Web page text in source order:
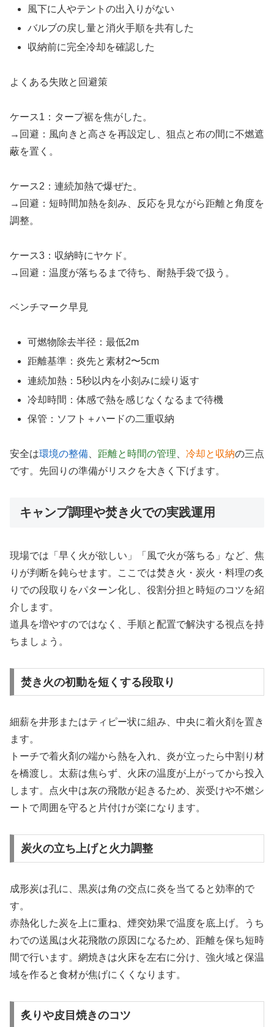
風下に人やテントの出入りがない
バルブの戻し量と消火手順を共有した
収納前に完全冷却を確認した
よくある失敗と回避策
ケース1：タープ裾を焦がした。
→回避：風向きと高さを再設定し、狙点と布の間に不燃遮
蔽を置く。
ケース2：連続加熱で爆ぜた。
→回避：短時間加熱を刻み、反応を見ながら距離と角度を
調整。
ケース3：収納時にヤケド。
→回避：温度が落ちるまで待ち、耐熱手袋で扱う。
ベンチマーク早見
可燃物除去半径：最低2m
距離基準：炎先と素材2〜5cm
連続加熱：5秒以内を小刻みに繰り返す
冷却時間：体感で熱を感じなくなるまで待機
保管：ソフト＋ハードの二重収納
安全は環境の整備 距離と時間の管理 冷却と収納の三点
です。先回りの準備がリスクを大きく下げます。
キャンプ調理や焚き火での実践運用
現場では「早く火が欲しい」「風で火が落ちる」など、焦
りが判断を鈍らせます。ここでは焚き火・炭火・料理の炙
りでの段取りをパターン化し、役割分担と時短のコツを紹
介します。
道具を増やすのではなく、手順と配置で解決する視点を持
ちましょう。
焚き火の初動を短くする段取り
細薪を井形またはティピー状に組み、中央に着火剤を置き
ます。
トーチで着火剤の端から熱を入れ、炎が立ったら中割り材
を橋渡し。太薪は焦らず、火床の温度が上がってから投入
します。点火中は灰の飛散が起きるため、炭受けや不燃シ
ートで周囲を守ると片付けが楽になります。
炭火の立ち上げと火力調整
成形炭は孔に、黒炭は角の交点に炎を当てると効率的で
す。
赤熱化した炭を上に重ね、煙突効果で温度を底上げ。うち
わでの送風は火花飛散の原因になるため、距離を保ち短時
間で行います。網焼きは火床を左右に分け、強火域と保温
域を作ると食材が焦げにくくなります。
炙りや皮目焼きのコツ